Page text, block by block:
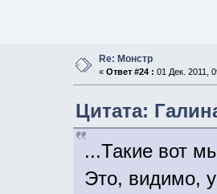
Re: Монстр
« Ответ #24 : 01 Дек. 2011,
Цитата:
...Такие вот
Это, видимо,